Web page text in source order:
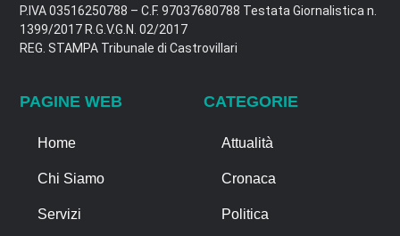
P.IVA 03516250788 – C.F. 97037680788 Testata Giornalistica n.
1399/2017 R.G.V.G.N. 02/2017
REG. STAMPA Tribunale di Castrovillari
PAGINE WEB
Home
Chi Siamo
Servizi
CATEGORIE
Attualità
Cronaca
Politica